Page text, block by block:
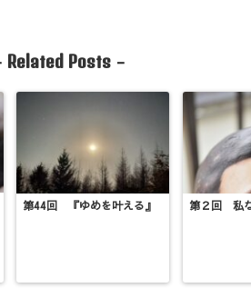
Related Posts-
第44回 『ゆめを叶える』 第２回 私